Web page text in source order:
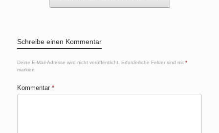
Schreibe einen Kommentar
Deine E-Mail-Adresse wird nicht veröffentlicht. Erforderliche Felder sind mit *
markiert
Kommentar *